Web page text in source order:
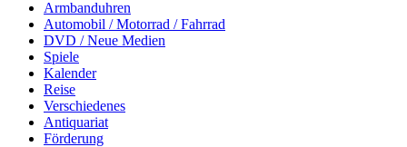
Armbanduhren
Automobil / Motorrad / Fahrrad
DVD / Neue Medien
Spiele
Kalender
Reise
Verschiedenes
Antiquariat
Förderung